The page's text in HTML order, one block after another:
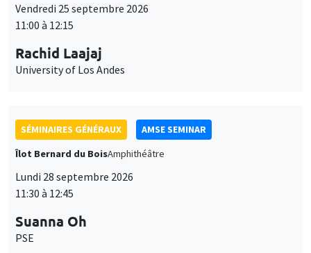
Vendredi 25 septembre 2026
11:00 à 12:15
Rachid Laajaj
University of Los Andes
SÉMINAIRES GÉNÉRAUX
AMSE SEMINAR
Îlot Bernard du BoisAmphithéâtre
Lundi 28 septembre 2026
11:30 à 12:45
Suanna Oh
PSE